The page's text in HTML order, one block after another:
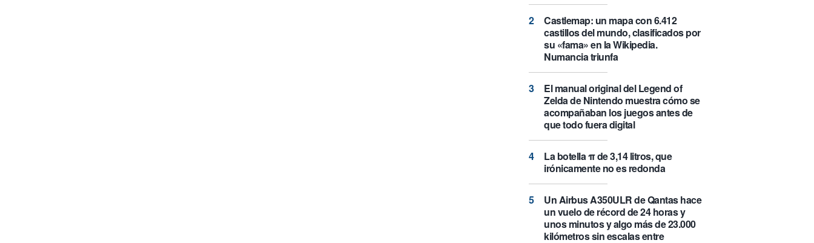
Castlemap: un mapa con 6.412
castillos del mundo, clasificados por
su «fama» en la Wikipedia.
Numancia triunfa
El manual original del Legend of
Zelda de Nintendo muestra cómo se
acompañaban los juegos antes de
que todo fuera digital
La botella π de 3,14 litros, que
irónicamente no es redonda
Un Airbus A350ULR de Qantas hace
un vuelo de récord de 24 horas y
unos minutos y algo más de 23.000
kilómetros sin escalas entre